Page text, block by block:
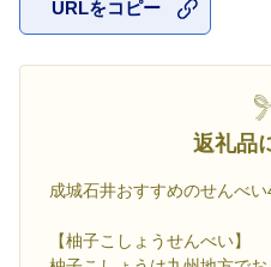
URLをコピー
返礼品
成城石井おすすめのせんべ
【柚子こしょうせんべい】